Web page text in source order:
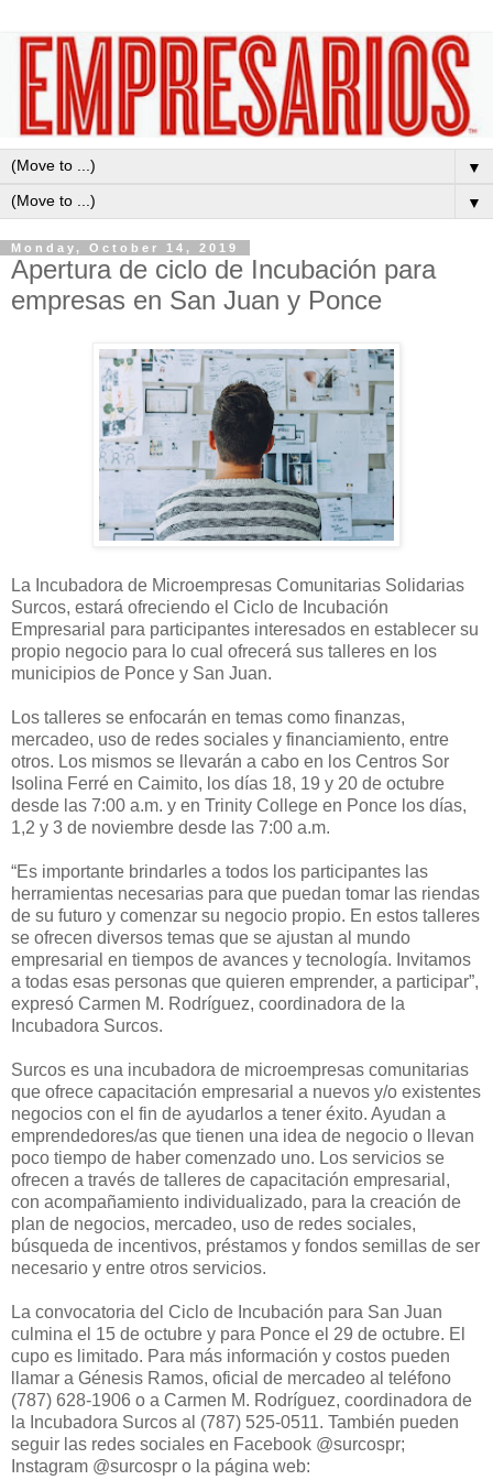
▼
▼
Monday, October 14, 2019
Apertura de ciclo de Incubación para
empresas en San Juan y Ponce
La Incubadora de Microempresas Comunitarias Solidarias
Surcos, estará ofreciendo el Ciclo de Incubación
Empresarial para participantes interesados en establecer su
propio negocio para lo cual ofrecerá sus talleres en los
municipios de Ponce y San Juan.
Los talleres se enfocarán en temas como finanzas,
mercadeo, uso de redes sociales y financiamiento, entre
otros. Los mismos se llevarán a cabo en los Centros Sor
Isolina Ferré en Caimito, los días 18, 19 y 20 de octubre
desde las 7:00 a.m. y en Trinity College en Ponce los días,
1,2 y 3 de noviembre desde las 7:00 a.m.
“Es importante brindarles a todos los participantes las
herramientas necesarias para que puedan tomar las riendas
de su futuro y comenzar su negocio propio. En estos talleres
se ofrecen diversos temas que se ajustan al mundo
empresarial en tiempos de avances y tecnología. Invitamos
a todas esas personas que quieren emprender, a participar”,
expresó Carmen M. Rodríguez, coordinadora de la
Incubadora Surcos.
Surcos es una incubadora de microempresas comunitarias
que ofrece capacitación empresarial a nuevos y/o existentes
negocios con el fin de ayudarlos a tener éxito. Ayudan a
emprendedores/as que tienen una idea de negocio o llevan
poco tiempo de haber comenzado uno. Los servicios se
ofrecen a través de talleres de capacitación empresarial,
con acompañamiento individualizado, para la creación de
plan de negocios, mercadeo, uso de redes sociales,
búsqueda de incentivos, préstamos y fondos semillas de ser
necesario y entre otros servicios.
La convocatoria del Ciclo de Incubación para San Juan
culmina el 15 de octubre y para Ponce el 29 de octubre. El
cupo es limitado. Para más información y costos pueden
llamar a Génesis Ramos, oficial de mercadeo al teléfono
(787) 628-1906 o a Carmen M. Rodríguez, coordinadora de
la Incubadora Surcos al (787) 525-0511. También pueden
seguir las redes sociales en Facebook @surcospr;
Instagram @surcospr o la página web: